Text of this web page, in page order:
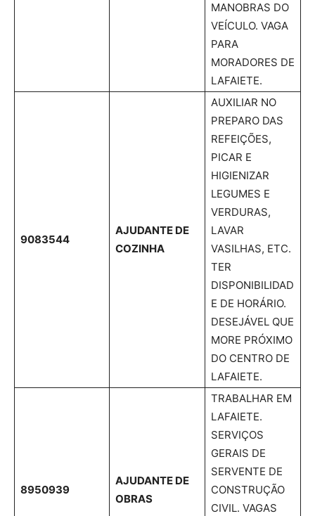
MANOBRAS DO
VEÍCULO. VAGA
PARA
MORADORES DE
LAFAIETE.
9083544
AJUDANTE DE
COZINHA
AUXILIAR NO
PREPARO DAS
REFEIÇÕES,
PICAR E
HIGIENIZAR
LEGUMES E
VERDURAS,
LAVAR
VASILHAS, ETC.
TER
DISPONIBILIDAD
E DE HORÁRIO.
DESEJÁVEL QUE
MORE PRÓXIMO
DO CENTRO DE
LAFAIETE.
8950939
AJUDANTE DE
OBRAS
TRABALHAR EM
LAFAIETE.
SERVIÇOS
GERAIS DE
SERVENTE DE
CONSTRUÇÃO
CIVIL. VAGAS